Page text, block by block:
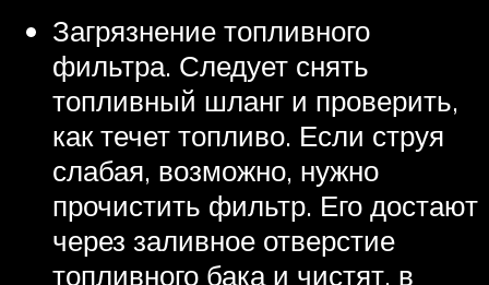
Загрязнение топливного
фильтра. Следует снять
топливный шланг и проверить,
как течет топливо. Если струя
слабая, возможно, нужно
прочистить фильтр. Его достают
через заливное отверстие
топливного бака и чистят, в